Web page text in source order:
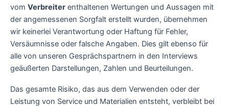
vom Verbreiter enthaltenen Wertungen und Aussagen mit
der angemessenen Sorgfalt erstellt wurden, übernehmen
wir keinerlei Verantwortung oder Haftung für Fehler,
Versäumnisse oder falsche Angaben. Dies gilt ebenso für
alle von unseren Gesprächspartnern in den Interviews
geäußerten Darstellungen, Zahlen und Beurteilungen.
Das gesamte Risiko, das aus dem Verwenden oder der
Leistung von Service und Materialien entsteht, verbleibt bei